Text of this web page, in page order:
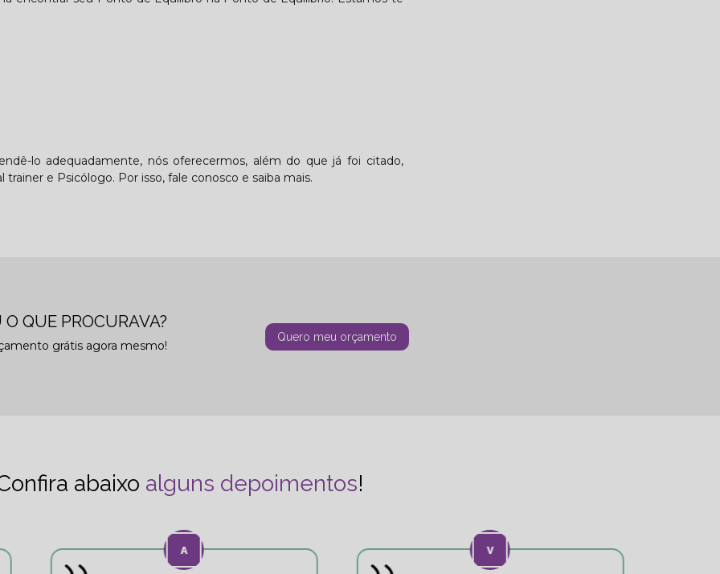
lo adequadamente, nós oferecermos, além do que já foi citado,
e Psicólogo. Por isso, fale conosco e saiba mais.
QUE PROCURAVA?
grátis agora mesmo!
Quero meu orçamento
abaixo alguns depoimentos!